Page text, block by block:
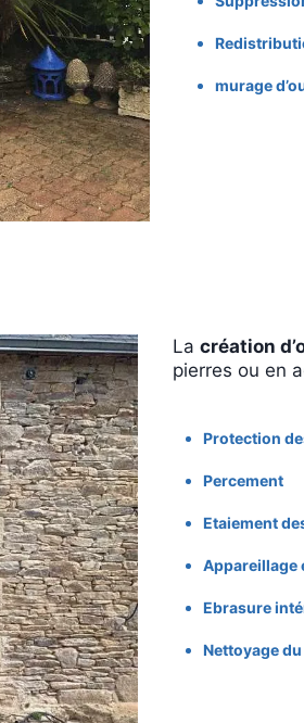
murage
La création
pierres ou en
Protection
Percement
Etaiement
Appareillage
Ebrasure
Nettoyage